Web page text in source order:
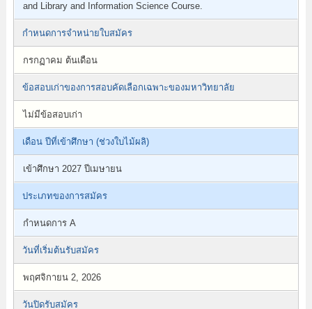
and Library and Information Science Course.
กำหนดการจำหน่ายใบสมัคร
กรกฏาคม ต้นเดือน
ข้อสอบเก่าของการสอบคัดเลือกเฉพาะของมหาวิทยาลัย
ไม่มีข้อสอบเก่า
เดือน ปีที่เข้าศึกษา (ช่วงใบไม้ผลิ)
เข้าศึกษา 2027 ปีเมษายน
ประเภทของการสมัคร
กำหนดการ A
วันที่เริ่มต้นรับสมัคร
พฤศจิกายน 2, 2026
วันปิดรับสมัคร